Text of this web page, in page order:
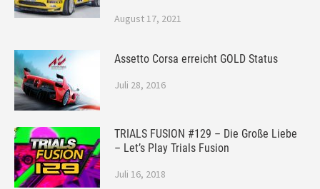
August 17, 2021
Assetto Corsa erreicht GOLD Status
Juli 28, 2016
TRIALS FUSION #129 – Die Große Liebe
– Let’s Play Trials Fusion
Juli 16, 2018